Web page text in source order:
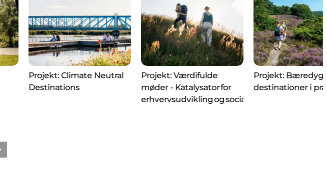
Projekt: Climate Neutral
Destinations
Projekt: Værdifulde
møder - Katalysator for
erhvervsudvikling og social balance
Projekt:
destinationer i